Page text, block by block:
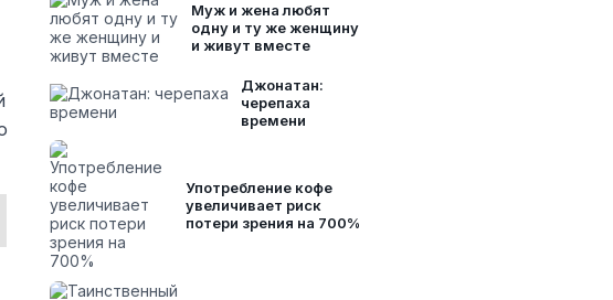
Муж и жена любят
одну и ту же женщину
и живут вместе
Джонатан:
черепаха
времени
Употребление кофе
увеличивает риск
потери зрения на 700%